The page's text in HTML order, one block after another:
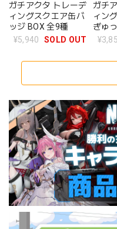
ガチアクタ トレーデ
ィングスクエア缶バ
ッジ BOX 全9種
¥5,940
SOLD OUT
ガチ
ィン
ぎゅ